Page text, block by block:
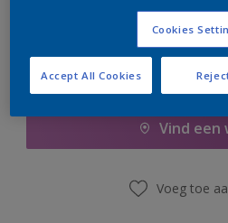
Vind een
Voeg toe
Cookies
Accept All Cookies